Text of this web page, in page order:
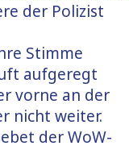
der Polizist
Stimme
aufgeregt
vorne an der
nicht weiter.
der WoW-